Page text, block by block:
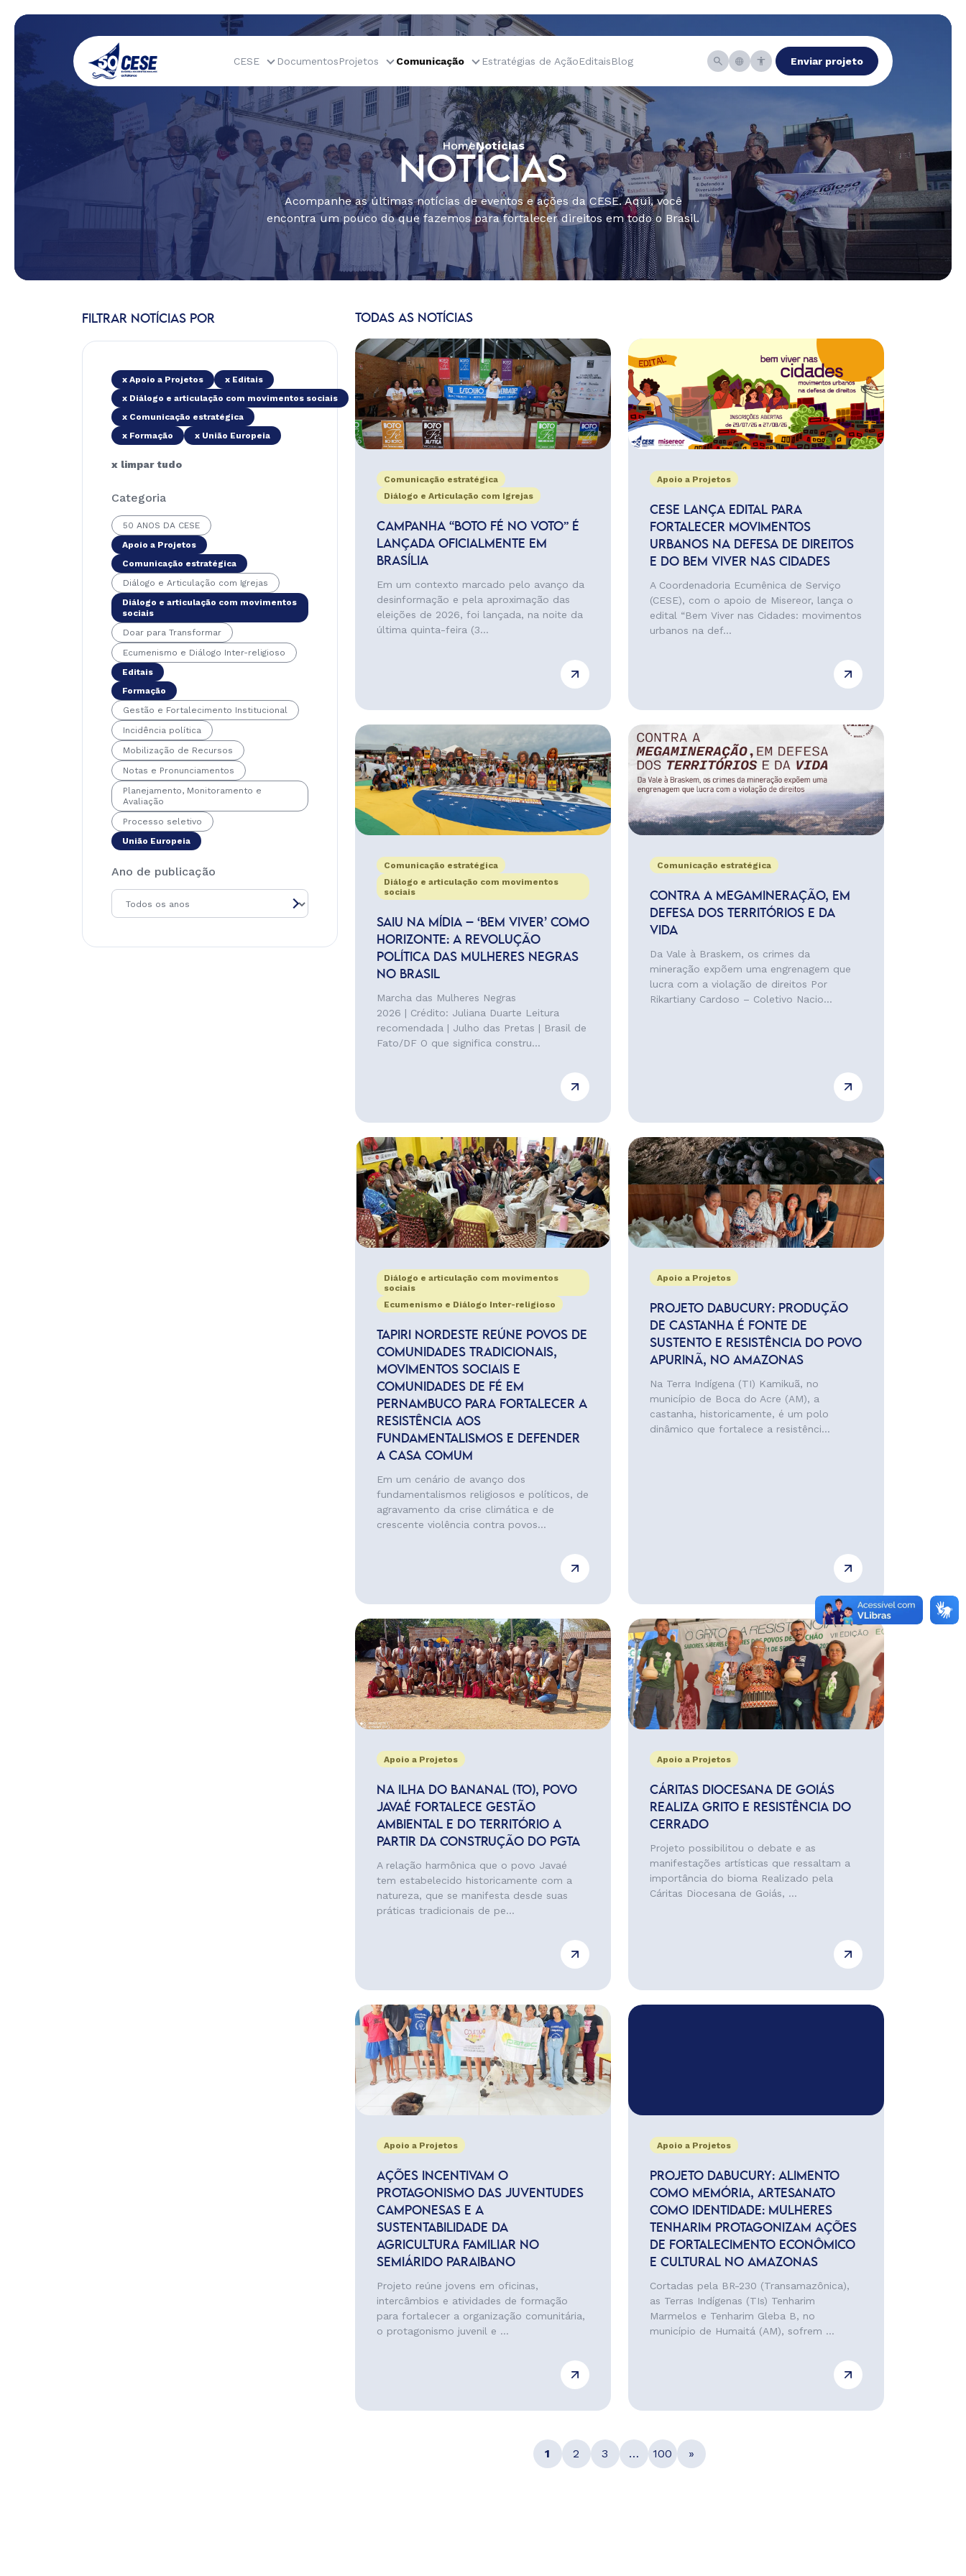
CESE DocumentosProjetos Comunicação Estratégias de AçãoEditaisBlog Enviar projeto
HomeNotícias
NOTÍCIAS
Acompanhe as últimas notícias de eventos e ações da CESE. Aqui, você
encontra um pouco do que fazemos para fortalecer direitos em todo o Brasil.
FILTRAR NOTÍCIAS POR
x Apoio a Projetos
x Editais
x Diálogo e articulação com movimentos sociais
x Comunicação estratégica
x Formação
x União Europeia
x limpar tudo
Categoria
50 ANOS DA CESE
Apoio a Projetos
Comunicação estratégica
Diálogo e Articulação com Igrejas
Diálogo e articulação com movimentos
sociais
Doar para Transformar
Ecumenismo e Diálogo Inter-religioso
Editais
Formação
Gestão e Fortalecimento Institucional
Incidência política
Mobilização de Recursos
Notas e Pronunciamentos
Planejamento, Monitoramento e
Avaliação
Processo seletivo
União Europeia
Ano de publicação
TODAS AS NOTÍCIAS
Comunicação estratégica
Diálogo e Articulação com Igrejas
CAMPANHA “BOTO FÉ NO VOTO” É
LANÇADA OFICIALMENTE EM
BRASÍLIA
Em um contexto marcado pelo avanço da
desinformação e pela aproximação das
eleições de 2026, foi lançada, na noite da
última quinta-feira (3...
Apoio a Projetos
CESE LANÇA EDITAL PARA
FORTALECER MOVIMENTOS
URBANOS NA DEFESA DE DIREITOS
E DO BEM VIVER NAS CIDADES
A Coordenadoria Ecumênica de Serviço
(CESE), com o apoio de Misereor, lança o
edital “Bem Viver nas Cidades: movimentos
urbanos na def...
Comunicação estratégica
Diálogo e articulação com movimentos
sociais
SAIU NA MÍDIA – ‘BEM VIVER’ COMO
HORIZONTE: A REVOLUÇÃO
POLÍTICA DAS MULHERES NEGRAS
NO BRASIL
Marcha das Mulheres Negras
2026 | Crédito: Juliana Duarte Leitura
recomendada | Julho das Pretas | Brasil de
Fato/DF O que significa constru...
Comunicação estratégica
CONTRA A MEGAMINERAÇÃO, EM
DEFESA DOS TERRITÓRIOS E DA
VIDA
Da Vale à Braskem, os crimes da
mineração expõem uma engrenagem que
lucra com a violação de direitos Por
Rikartiany Cardoso – Coletivo Nacio...
Diálogo e articulação com movimentos
sociais
Ecumenismo e Diálogo Inter-religioso
TAPIRI NORDESTE REÚNE POVOS DE
COMUNIDADES TRADICIONAIS,
MOVIMENTOS SOCIAIS E
COMUNIDADES DE FÉ EM
PERNAMBUCO PARA FORTALECER A
RESISTÊNCIA AOS
FUNDAMENTALISMOS E DEFENDER
A CASA COMUM
Em um cenário de avanço dos
fundamentalismos religiosos e políticos, de
agravamento da crise climática e de
crescente violência contra povos...
Apoio a Projetos
PROJETO DABUCURY: PRODUÇÃO
DE CASTANHA É FONTE DE
SUSTENTO E RESISTÊNCIA DO POVO
APURINÃ, NO AMAZONAS
Na Terra Indígena (TI) Kamikuã, no
município de Boca do Acre (AM), a
castanha, historicamente, é um polo
dinâmico que fortalece a resistênci...
Apoio a Projetos
NA ILHA DO BANANAL (TO), POVO
JAVAÉ FORTALECE GESTÃO
AMBIENTAL E DO TERRITÓRIO A
PARTIR DA CONSTRUÇÃO DO PGTA
A relação harmônica que o povo Javaé
tem estabelecido historicamente com a
natureza, que se manifesta desde suas
práticas tradicionais de pe...
Apoio a Projetos
CÁRITAS DIOCESANA DE GOIÁS
REALIZA GRITO E RESISTÊNCIA DO
CERRADO
Projeto possibilitou o debate e as
manifestações artísticas que ressaltam a
importância do bioma Realizado pela
Cáritas Diocesana de Goiás, ...
Apoio a Projetos
AÇÕES INCENTIVAM O
PROTAGONISMO DAS JUVENTUDES
CAMPONESAS E A
SUSTENTABILIDADE DA
AGRICULTURA FAMILIAR NO
SEMIÁRIDO PARAIBANO
Projeto reúne jovens em oficinas,
intercâmbios e atividades de formação
para fortalecer a organização comunitária,
o protagonismo juvenil e ...
Apoio a Projetos
PROJETO DABUCURY: ALIMENTO
COMO MEMÓRIA, ARTESANATO
COMO IDENTIDADE: MULHERES
TENHARIM PROTAGONIZAM AÇÕES
DE FORTALECIMENTO ECONÔMICO
E CULTURAL NO AMAZONAS
Cortadas pela BR-230 (Transamazônica),
as Terras Indígenas (TIs) Tenharim
Marmelos e Tenharim Gleba B, no
município de Humaitá (AM), sofrem ...
1 2 3 … 100 »